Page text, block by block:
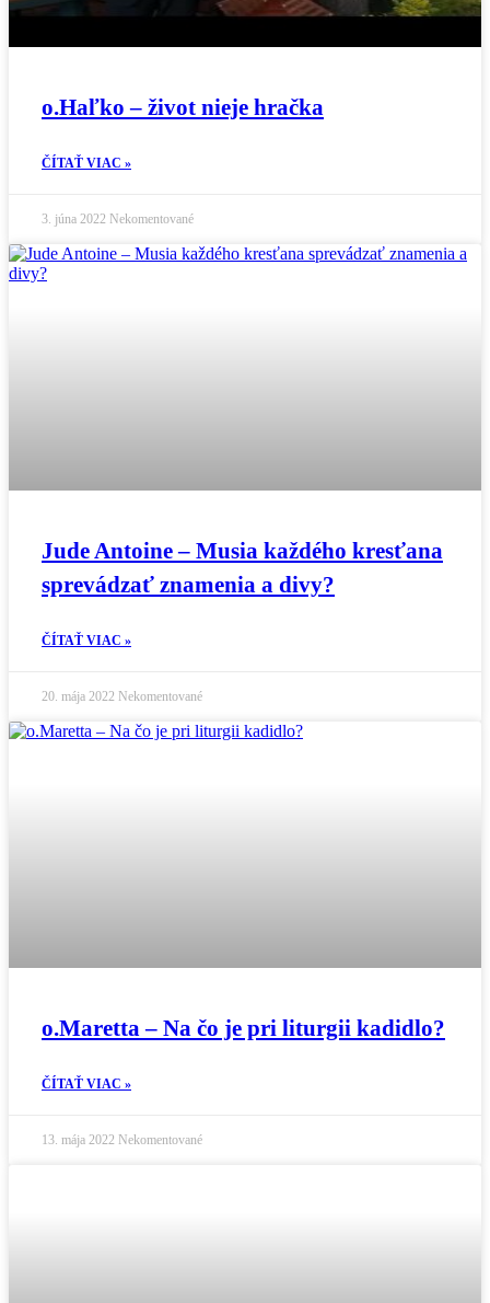
o.Haľko – život nieje hračka
ČÍTAŤ VIAC »
3. júna 2022 Nekomentované
Jude Antoine – Musia každého kresťana
sprevádzať znamenia a divy?
ČÍTAŤ VIAC »
20. mája 2022 Nekomentované
o.Maretta – Na čo je pri liturgii kadidlo?
ČÍTAŤ VIAC »
13. mája 2022 Nekomentované